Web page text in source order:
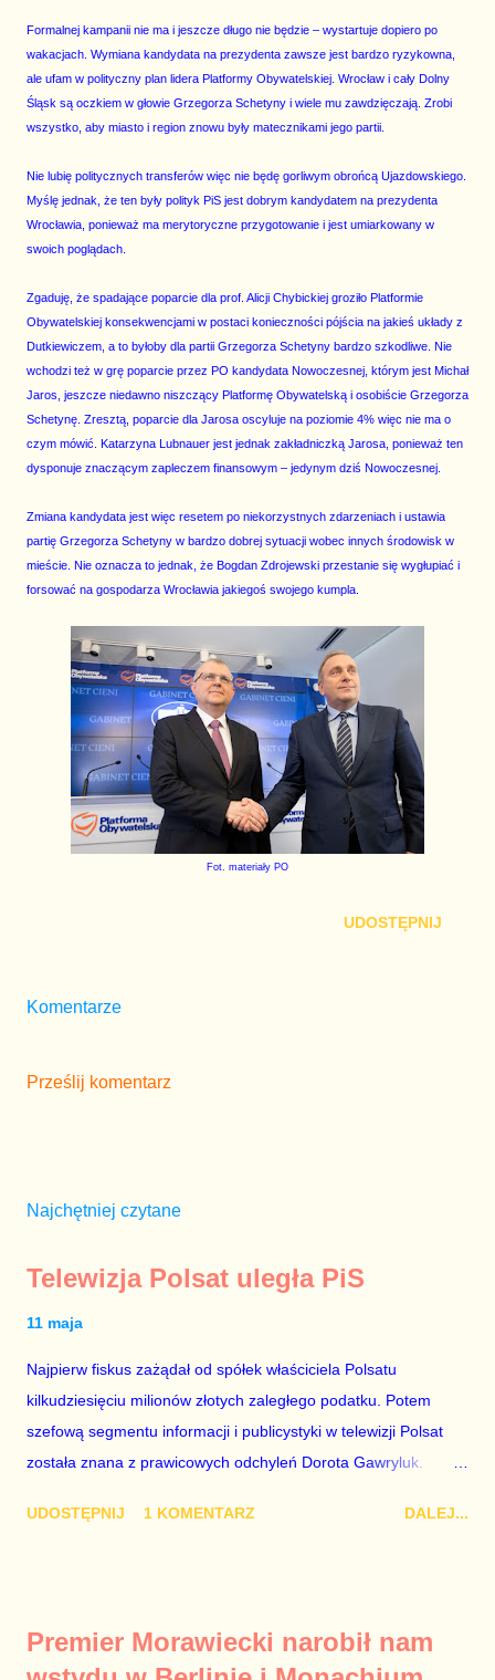
Formalnej kampanii nie ma i jeszcze długo nie będzie – wystartuje dopiero po
wakacjach. Wymiana kandydata na prezydenta zawsze jest bardzo ryzykowna,
ale ufam w polityczny plan lidera Platformy Obywatelskiej. Wrocław i cały Dolny
Śląsk są oczkiem w głowie Grzegorza Schetyny i wiele mu zawdzięczają. Zrobi
wszystko, aby miasto i region znowu były matecznikami jego partii.
Nie lubię politycznych transferów więc nie będę gorliwym obrońcą Ujazdowskiego.
Myślę jednak, że ten były polityk PiS jest dobrym kandydatem na prezydenta
Wrocławia, ponieważ ma merytoryczne przygotowanie i jest umiarkowany w
swoich poglądach.
Zgaduję, że spadające poparcie dla prof. Alicji Chybickiej groziło Platformie
Obywatelskiej konsekwencjami w postaci konieczności pójścia na jakieś układy z
Dutkiewiczem, a to byłoby dla partii Grzegorza Schetyny bardzo szkodliwe. Nie
wchodzi też w grę poparcie przez PO kandydata Nowoczesnej, którym jest Michał
Jaros, jeszcze niedawno niszczący Platformę Obywatelską i osobiście Grzegorza
Schetynę. Zresztą, poparcie dla Jarosa oscyluje na poziomie 4% więc nie ma o
czym mówić. Katarzyna Lubnauer jest jednak zakładniczką Jarosa, ponieważ ten
dysponuje znaczącym zapleczem finansowym – jedynym dziś Nowoczesnej.
Zmiana kandydata jest więc resetem po niekorzystnych zdarzeniach i ustawia
partię Grzegorza Schetyny w bardzo dobrej sytuacji wobec innych środowisk w
mieście. Nie oznacza to jednak, że Bogdan Zdrojewski przestanie się wygłupiać i
forsować na gospodarza Wrocławia jakiegoś swojego kumpla.
Fot. materiały PO
UDOSTĘPNIJ
Komentarze
Prześlij komentarz
Najchętniej czytane
Telewizja Polsat uległa PiS
11 maja
Najpierw fiskus zażądał od spółek właściciela Polsatu
kilkudziesięciu milionów złotych zaległego podatku. Potem
szefową segmentu informacji i publicystyki w telewizji Polsat
została znana z prawicowych odchyleń Dorota Gawryluk.
marionetka partii rządzącej, żona agenta SB, który jest obecnie
tylko tam, gdzie nie ma trudnych pytań. Taki obrót spraw
UDOSTĘPNIJ 1 KOMENTARZ DALEJ...
Premier Morawiecki narobił nam